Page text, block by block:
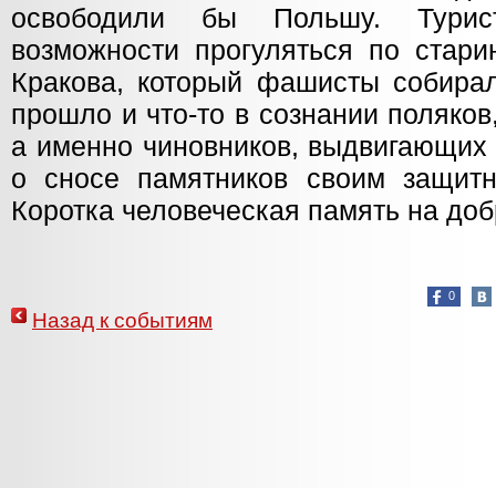
освободили бы Польшу.
возможности прогуляться по
Кракова, который фашисты
прошло и что-то в сознании
а именно чиновников,
о сносе памятников своим
Коротка человеческая память на
0
Назад к событиям